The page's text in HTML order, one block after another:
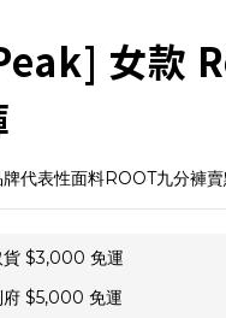
女款
代表性面料ROOT九分褲
貨 $3,000 免運
府 $5,000 免運